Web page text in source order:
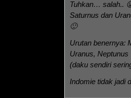
Tuhkan… salah..
Saturnus dan
🙂
Urutan benernya:
Uranus, Neptunus
(daku sendiri
Indomie tidak jadi